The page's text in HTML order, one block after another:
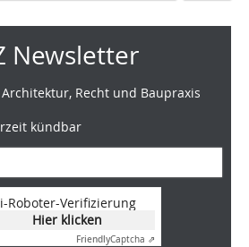
Newsletter
Recht und Baupraxis
kündbar
Roboter-Verifizierung
Hier klicken
FriendlyCaptcha ⇗